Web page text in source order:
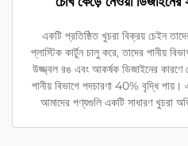
একটি প্রতিষ্ঠিত খুচরা বিক্রয় চেইন
প্লাস্টিক কার্টুন চালু করে, তাদের পানীয়
উজ্জ্বল রঙ এবং আকর্ষক ডিজাইনের
পানীয় বিভাগে পদচারণা 40% বৃদ্ধি পায়।
আমাদের পণ্যগুলি একটি সাধারণ খুচরা